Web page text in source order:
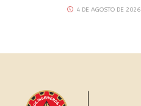
4 DE AGOSTO DE 2026